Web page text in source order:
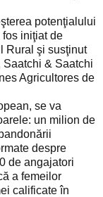
potenţialului
iniţiat de
Rural şi susţinut
& Saatchi
Agricultores de
se va
un milion de
despre
de angajatori
a femeilor
calificate în